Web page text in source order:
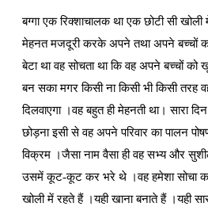
बग्गा एक रिक्शाचालक था एक छोटी सी खोली
मेहनत मजदूरी करके अपने तथा अपने बच्चों
बेटा था वह सोचता था कि वह अपने बच्चों
बन सका मगर किसी ना किसी भी किसी तरह
दिलवाएगा ।वह बहुत ही मेहनती था। सारा
छोड़ना इसी से वह अपने परिवार का पालन
विक्रम ।जैसा नाम वैसा ही वह सभ्य और
उसमें कूट-कूट कर भरे थे ।वह हमेशा सोचा
खोली में रहते हैं ।यही खाना बनाते हैं ।यही